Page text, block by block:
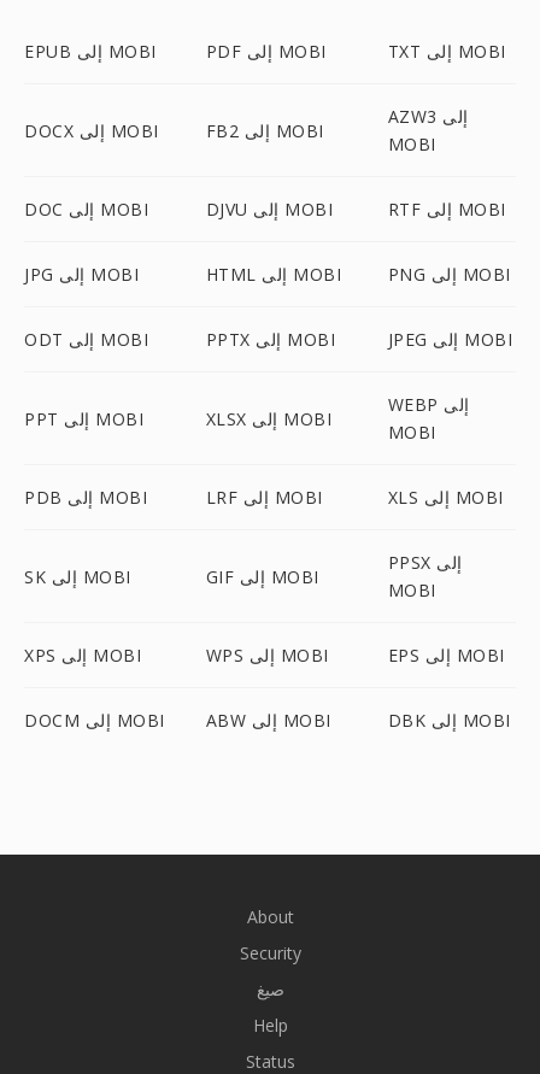
EPUB إلى MOBI PDF إلى MOBI TXT إلى MOBI
DOCX إلى MOBI FB2 إلى MOBI
AZW3 إلى
MOBI
DOC إلى MOBI DJVU إلى MOBI RTF إلى MOBI
JPG إلى MOBI HTML إلى MOBI PNG إلى MOBI
ODT إلى MOBI PPTX إلى MOBI JPEG إلى MOBI
PPT إلى MOBI XLSX إلى MOBI
WEBP إلى
MOBI
PDB إلى MOBI LRF إلى MOBI XLS إلى MOBI
SK إلى MOBI GIF إلى MOBI
PPSX إلى
MOBI
XPS إلى MOBI WPS إلى MOBI EPS إلى MOBI
DOCM إلى MOBI ABW إلى MOBI DBK إلى MOBI
About
Security
صيغ
Help
Status